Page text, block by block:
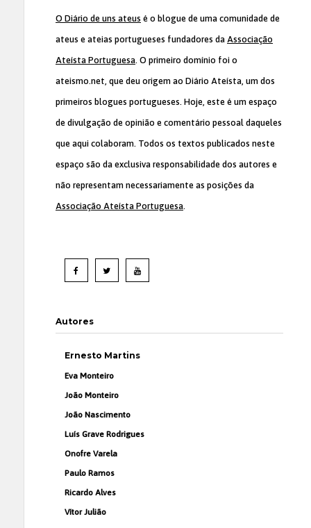
O Diário de uns ateus é o blogue de uma comunidade de
ateus e ateias portugueses fundadores da Associação
Ateísta Portuguesa. O primeiro domínio foi o
ateismo.net, que deu origem ao Diário Ateísta, um dos
primeiros blogues portugueses. Hoje, este é um espaço
de divulgação de opinião e comentário pessoal daqueles
que aqui colaboram. Todos os textos publicados neste
espaço são da exclusiva responsabilidade dos autores e
não representam necessariamente as posições da
Associação Ateísta Portuguesa.
Autores
Ernesto Martins
Eva Monteiro
João Monteiro
João Nascimento
Luís Grave Rodrigues
Onofre Varela
Paulo Ramos
Ricardo Alves
Vítor Julião